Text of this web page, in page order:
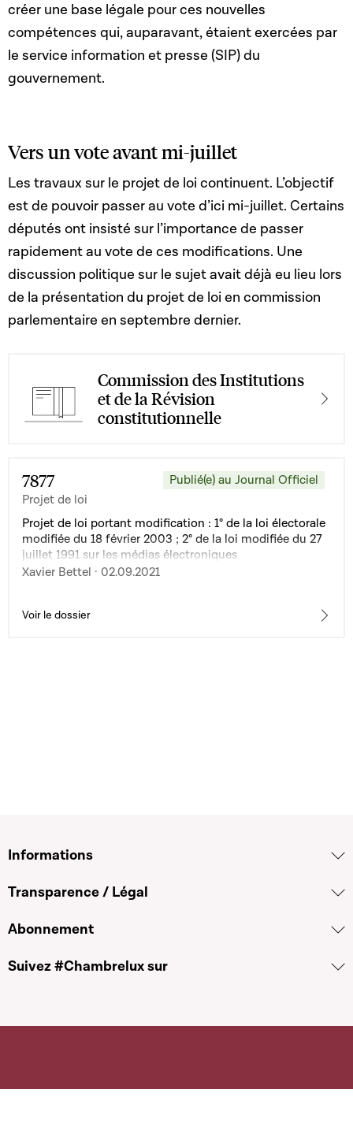
créer une base légale pour ces nouvelles
compétences qui, auparavant, étaient exercées par
le service information et presse (SIP) du
gouvernement.
Vers un vote avant mi-juillet
Les travaux sur le projet de loi continuent. L’objectif
est de pouvoir passer au vote d’ici mi-juillet. Certains
députés ont insisté sur l’importance de passer
rapidement au vote de ces modifications. Une
discussion politique sur le sujet avait déjà eu lieu lors
de la présentation du projet de loi en commission
parlementaire en septembre dernier.
Commission des Institutions
et de la Révision
constitutionnelle
7877
Projet de loi
Publié(e) au Journal Officiel
Projet de loi portant modification : 1° de la loi électorale
modifiée du 18 février 2003 ; 2° de la loi modifiée du 27
juillet 1991 sur les médias électroniques
Xavier Bettel · 02.09.2021
Voir le dossier
Informations
Transparence / Légal
Abonnement
Suivez #Chambrelux sur